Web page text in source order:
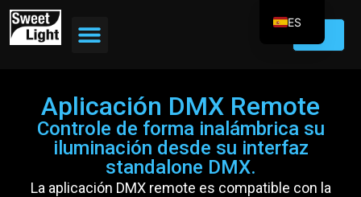
Aplicación DMX Remote
Controle de forma inalámbrica su
iluminación desde su interfaz
standalone DMX.
La aplicación DMX remote es compatible con la
ES
EN
DE
IT
PT